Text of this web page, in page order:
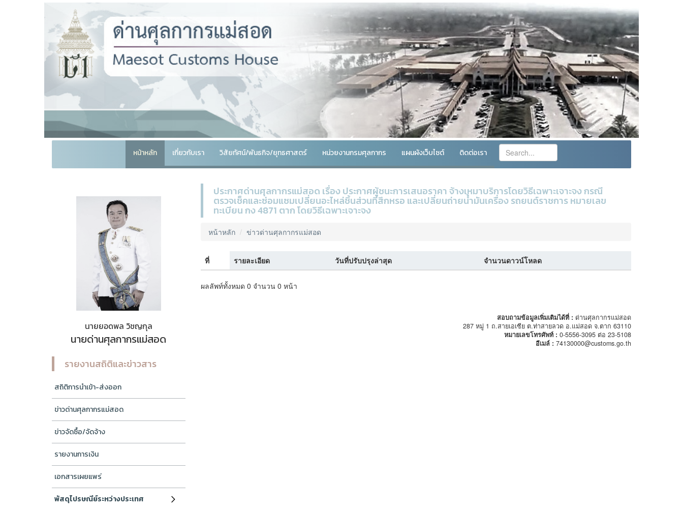
หน้าหลัก เกี่ยวกับเรา วิสัยทัศน์/พันธกิจ/ยุทธศาสตร์ หน่วยงานกรมศุลกากร แผนผังเว็บไซต์ ติดต่อเรา
นายยอดพล วิชญกุล
นายด่านศุลกากรแม่สอด
รายงานสถิติและข่าวสาร
สถิติการนำเข้า-ส่งออก
ข่าวด่านศุลกากรแม่สอด
ข่าวจัดซื้อ/จัดจ้าง
รายงานการเงิน
เอกสารเผยแพร่
พัสดุไปรษณีย์ระหว่างประเทศ
ประกาศด่านศุลกากรแม่สอด เรื่อง ประกาศผู้ชนะการเสนอราคา จ้างเหมาบริการโดยวิธีเฉพาะเจาะจง กรณี
ตรวจเช็คและซ่อมแซมเปลี่ยนอะไหล่ชิ้นส่วนที่สึกหรอ และเปลี่ยนถ่ายน้ำมันเครื่อง รถยนต์ราชการ หมายเลข
ทะเบียน กง 4871 ตาก โดยวิธีเฉพาะเจาะจง
หน้าหลัก ข่าวด่านศุลกากรแม่สอด
ที่ รายละเอียด วันที่ปรับปรุงล่าสุด จำนวนดาวน์โหลด
ผลลัพท์ทั้งหมด 0 จำนวน 0 หน้า
สอบถามข้อมูลเพิ่มเติมได้ที่ : ด่านศุลกากรแม่สอด
287 หมู่ 1 ถ.สายเอเซีย ต.ท่าสายลวด อ.แม่สอด จ.ตาก 63110
หมายเลขโทรศัพท์ : 0-5556-3095 ต่อ 23-5108
อีเมล์ : 74130000@customs.go.th